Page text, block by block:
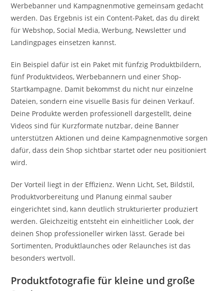
Werbebanner und Kampagnenmotive gemeinsam gedacht
werden. Das Ergebnis ist ein Content-Paket, das du direkt
für Webshop, Social Media, Werbung, Newsletter und
Landingpages einsetzen kannst.
Ein Beispiel dafür ist ein Paket mit fünfzig Produktbildern,
fünf Produktvideos, Werbebannern und einer Shop-
Startkampagne. Damit bekommst du nicht nur einzelne
Dateien, sondern eine visuelle Basis für deinen Verkauf.
Deine Produkte werden professionell dargestellt, deine
Videos sind für Kurzformate nutzbar, deine Banner
unterstützen Aktionen und deine Kampagnenmotive sorgen
dafür, dass dein Shop sichtbar startet oder neu positioniert
wird.
Der Vorteil liegt in der Effizienz. Wenn Licht, Set, Bildstil,
Produktvorbereitung und Planung einmal sauber
eingerichtet sind, kann deutlich strukturierter produziert
werden. Gleichzeitig entsteht ein einheitlicher Look, der
deinen Shop professioneller wirken lässt. Gerade bei
Sortimenten, Produktlaunches oder Relaunches ist das
besonders wertvoll.
Produktfotografie für kleine und große